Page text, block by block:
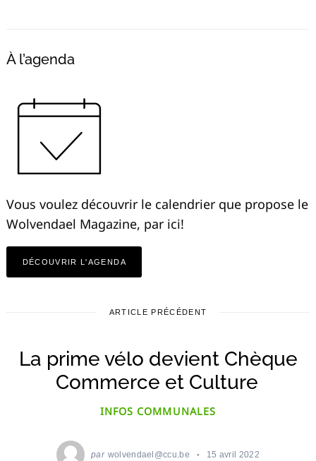
À l’agenda
Vous voulez découvrir le calendrier que propose le
Wolvendael Magazine, par ici!
DÉCOUVRIR L'AGENDA
ARTICLE PRÉCÉDENT
La prime vélo devient Chèque
Commerce et Culture
INFOS COMMUNALES
par wolvendael@ccu.be 15 avril 2022
: